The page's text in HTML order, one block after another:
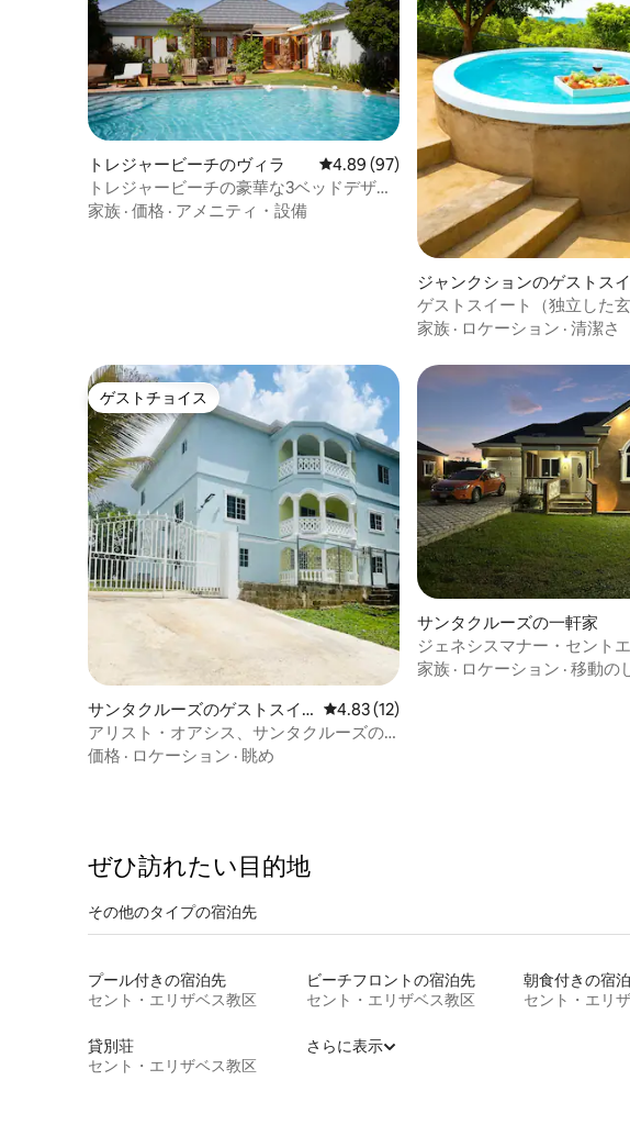
トレジャービーチのヴィラ レビュー97件、5つ星中4.89つ星の平均評
4.89 (97)
トレジャービーチの豪華な3ベッドデザイ
ナーエコヴィラ
家族 · 価格 · アメニティ・設備
ジャンクションのゲストス
ゲストスイート（独立した
オ付き）
家族 · ロケーション · 清潔さ
ゲストチョイス
ゲストチョイス
サンタクルーズのゲストスイ
ート
レビュー12件、5つ星中4.83つ星の平均評
4.83 (12)
アリスト・オアシス、サンタクルーズの
豪華な2ベッド/2バスルームスイート
価格 · ロケーション · 眺め
サンタクルーズの一軒家
ジェネシスマナー・セント
家族 · ロケーション · 移動の
ぜひ訪⁠れ⁠た⁠い目⁠的⁠地
その他のタ⁠イ⁠プ⁠の宿⁠泊⁠先
プール付きの宿泊先
セント・エリザベス教区
ビーチフロントの宿泊先
セント・エリザベス教区
朝食付きの宿
セント・エリ
貸別荘
セント・エリザベス教区
さらに表示